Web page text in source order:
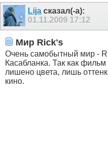
Lija сказал(-а):
01.11.2009 17:12
Мир Rick's
Очень самобытный мир -
Касабланка. Так как
лишено цвета, лишь
кино.